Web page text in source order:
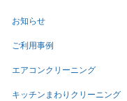
お知らせ
ご利用事例
エアコンクリーニング
キッチンまわりクリーニング